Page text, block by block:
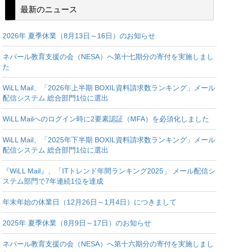
最新のニュース
2026年 夏季休業（8月13日～16日）のお知らせ
ネパール教育支援の会（NESA）へ第十七期分の寄付を実施しまし
た
WiLL Mail、「2026年上半期 BOXIL資料請求数ランキング」メール
配信システム 総合部門1位に選出
WiLL Mailへのログイン時に2要素認証（MFA）を必須化しました
WiLL Mail、「2025年下半期 BOXIL資料請求数ランキング」メール
配信システム 総合部門1位に選出
『WiLL Mail』、「ITトレンド年間ランキング2025」 メール配信シ
ステム部門で7年連続1位を達成
年末年始の休業日（12月26日～1月4日）につきまして
2025年 夏季休業（8月9日～17日）のお知らせ
ネパール教育支援の会（NESA）へ第十六期分の寄付を実施しまし